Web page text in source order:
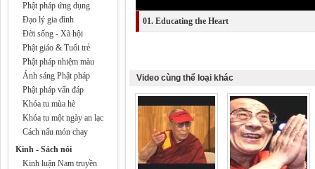
Phật pháp ứng dụng
Đạo lý gia đình
Đời sống - Xã hội
Phật giáo & Tuổi trẻ
Phật pháp nhiệm màu
Ánh sáng Phật pháp
Phật pháp vấn đáp
Khóa tu mùa hè
Khóa tu một ngày an lạc
Cách nấu món chay
Kinh - Sách nói
Kinh luận Nam truyền
01. Educating the Heart
Video cùng thể loại khác